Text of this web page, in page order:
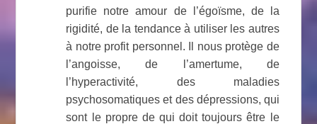
purifie notre amour de l’égoïsme, de la
rigidité, de la tendance à utiliser les autres
à notre profit personnel. Il nous protège de
l’angoisse, de l’amertume, de
l’hyperactivité, des maladies
psychosomatiques et des dépressions, qui
sont le propre de qui doit toujours être le